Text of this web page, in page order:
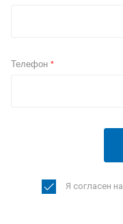
Телефон *
Я согласен на